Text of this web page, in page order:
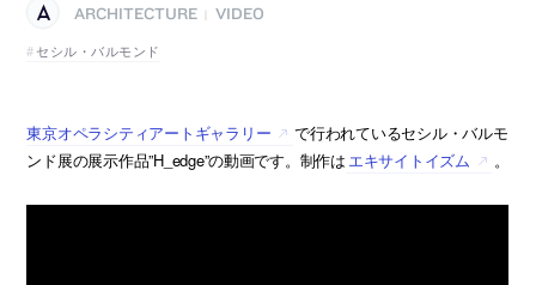
ARCHITECTURE
VIDEO
セシル・バルモンド
東京オペラシティアートギャラリー
で行われているセシル・バルモ
ンド展の展示作品”H_edge”の動画です。制作は エキサイトイズム 。